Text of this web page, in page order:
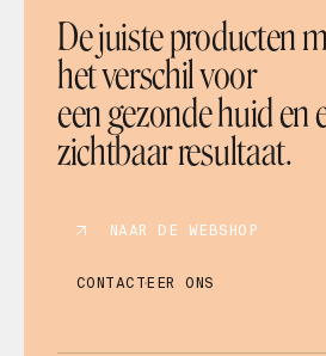
De juiste producten
het verschil voor
een gezonde huid en
zichtbaar resultaat.
NAAR DE WEBSHOP
CONTACTEER ONS